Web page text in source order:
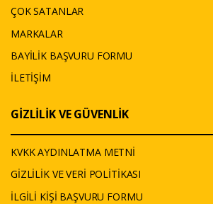
ÇOK SATANLAR
MARKALAR
BAYİLİK BAŞVURU FORMU
İLETİŞİM
GİZLİLİK VE GÜVENLİK
KVKK AYDINLATMA METNİ
GİZLİLİK VE VERİ POLİTİKASI
İLGİLİ KİŞİ BAŞVURU FORMU